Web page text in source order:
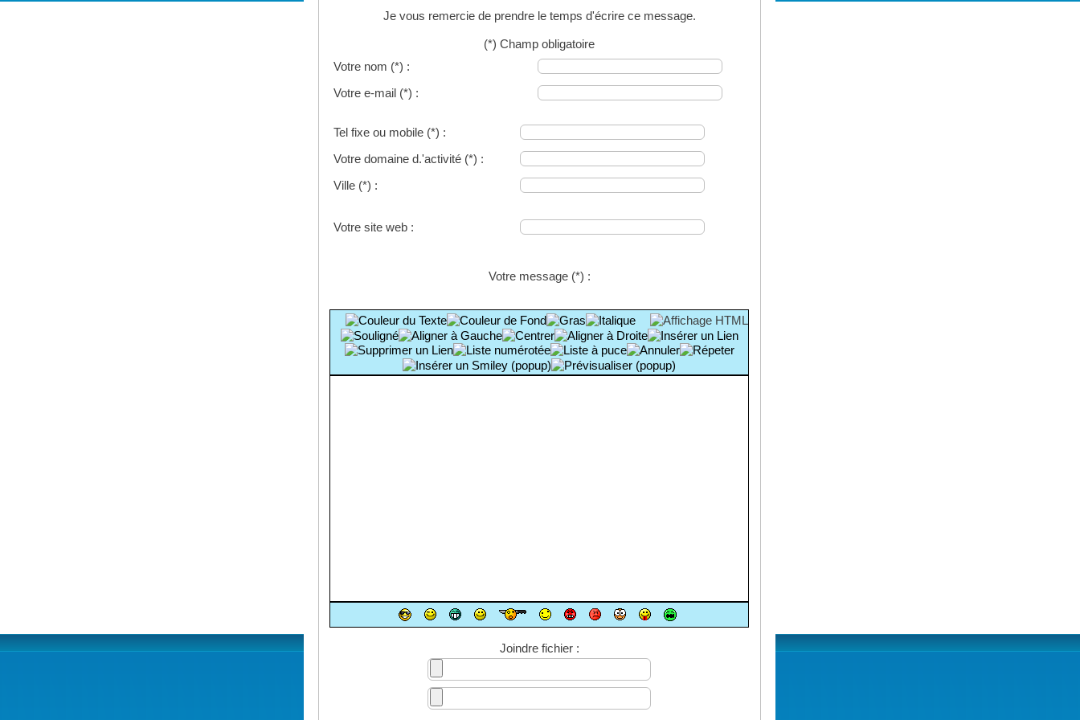
Je vous remercie de prendre le temps d'écrire ce message.
(*) Champ obligatoire
Votre nom (*) :
Votre e-mail (*) :
Tel fixe ou mobile (*) :
Votre domaine d.'activité (*) :
Ville (*) :
Votre site web :
Votre message (*) :
Joindre fichier :